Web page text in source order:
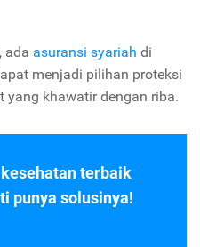
ada asuransi syariah di
menjadi pilihan proteksi
yang khawatir dengan riba.
terbaik
punya solusinya!